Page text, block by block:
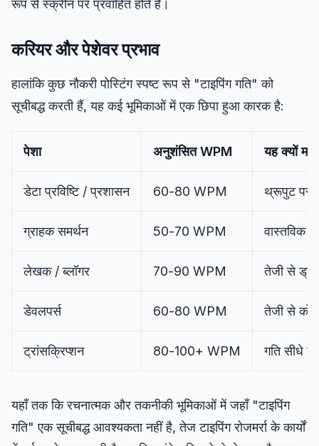
रूप से स्क्रीन पर प्रवाहित होते हैं।
करियर और पेशेवर प्रभाव
हालांकि कुछ नौकरी पोस्टिंग स्पष्ट रूप से "टाइपिंग गति" को
सूचीबद्ध करती हैं, यह कई भूमिकाओं में एक छिपा हुआ कारक है:
पेशा अनुशंसित WPM यह क्यों
डेटा प्रविष्टि / प्रशासन 60-80 WPM थ्रूपुट पर
ग्राहक समर्थन 50-70 WPM वास्तविक
लेखक / ब्लॉगर 70-90 WPM तेजी से
डेवलपर्स 60-80 WPM तेजी से
ट्रांसक्रिप्शन 80-100+ WPM गति सीधे
यहाँ तक कि रचनात्मक और तकनीकी भूमिकाओं में जहाँ "टाइपिंग
गति" एक सूचीबद्ध आवश्यकता नहीं है, तेज टाइपिंग रोजमर्रा के कार्यों